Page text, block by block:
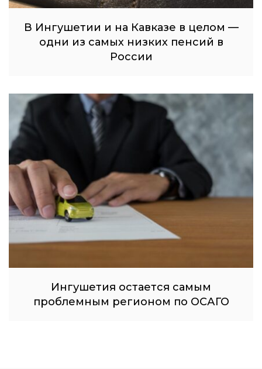
В Ингушетии и на Кавказе в целом —
одни из самых низких пенсий в
России
Ингушетия остается самым
проблемным регионом по ОСАГО